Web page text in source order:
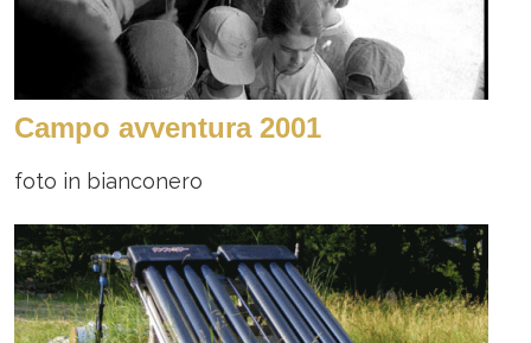
Campo avventura 2001
foto in bianconero